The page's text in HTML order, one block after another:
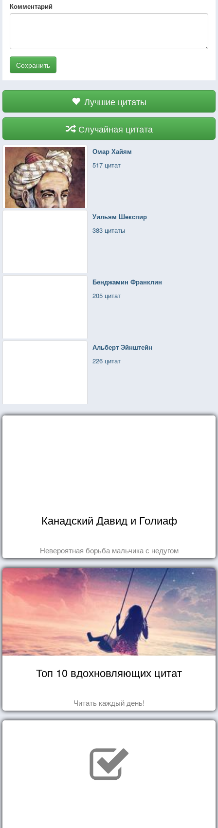
Комментарий
Сохранить
Лучшие цитаты
Случайная цитата
Омар Хайям
517 цитат
Уильям Шекспир
383 цитаты
Бенджамин Франклин
205 цитат
Альберт Эйнштейн
226 цитат
Канадский Давид и Голиаф
Невероятная борьба мальчика с недугом
Топ 10 вдохновляющих цитат
Читать каждый день!